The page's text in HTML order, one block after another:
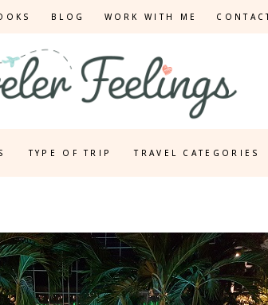
BLOG WORK WITH ME
TYPE OF TRIP TRAVEL CATEGORIES